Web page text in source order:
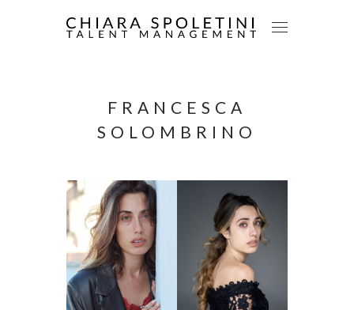
FRANCESCA
SOLOMBRINO